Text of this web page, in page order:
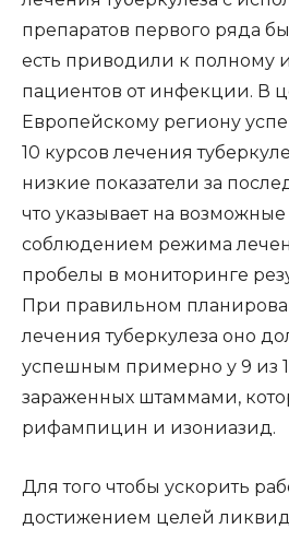
препаратов первого ряда
есть приводили к полному
пациентов от инфекции. В
Европейскому региону
10 курсов лечения
низкие показатели за
что указывает на
соблюдением режима
пробелы в мониторинге
При правильном
лечения туберкулеза оно
успешным примерно у 9 из
зараженных штаммами,
рифампицин и изониазид.
Для того чтобы ускорить
достижением целей